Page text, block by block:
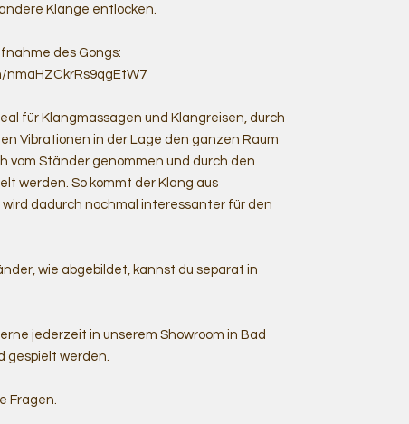
Klänge entlocken.
des Gongs:
nmaHZCkrRs9qgEtW7
für Klangmassagen und Klangreisen, durch
Vibrationen in der Lage den ganzen Raum
vom Ständer genommen und durch den
werden. So kommt der Klang aus
dadurch nochmal interessanter für den
wie abgebildet, kannst du separat in
jederzeit in unserem Showroom in Bad
gespielt werden.
Fragen.